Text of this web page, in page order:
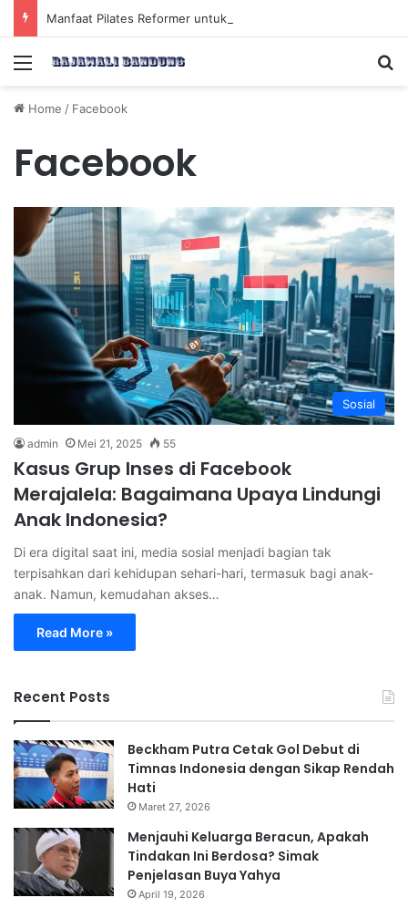
Menu
Home / Facebook
Facebook
Sosial
admin Mei 21, 2025 55
Kasus Grup Inses di Facebook
Merajalela: Bagaimana Upaya Lindungi
Anak Indonesia?
Di era digital saat ini, media sosial menjadi bagian tak
terpisahkan dari kehidupan sehari-hari, termasuk bagi anak-
anak. Namun, kemudahan akses…
Read More »
Recent Posts
Beckham Putra Cetak Gol Debut di
Timnas Indonesia dengan Sikap Rendah
Hati
Maret 27, 2026
Menjauhi Keluarga Beracun, Apakah
Tindakan Ini Berdosa? Simak
Penjelasan Buya Yahya
April 19, 2026